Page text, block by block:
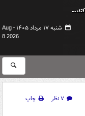
شنبه ۱۷ مرداد ۱۴۰۵ -
Aug
8 2026
۷ نظر
چاپ